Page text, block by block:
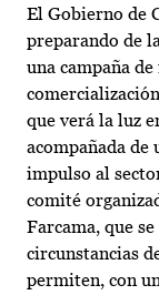
El Gobierno de
preparando de
una campaña
que verá la luz
acompañada de
impulso al
comité
Farcama, que
circunstancias
permiten, con